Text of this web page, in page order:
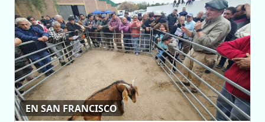
EN SAN FRANCISCO